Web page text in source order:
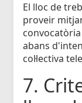
El lloc de
proveir
abans
col·lectiva
7.